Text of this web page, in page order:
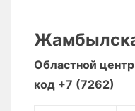
Областной
код +7 (7262)